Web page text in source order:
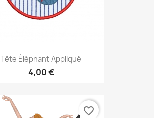
Tête Éléphant Appliqué
4,00 €
favorite_border